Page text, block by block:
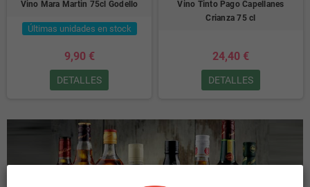
Vino Mara Martin 75cl Godello
Últimas unidades en stock
9,90 €
DETALLES
Vino Tinto Pago Capellanes
Crianza 75 cl
24,40 €
DETALLES